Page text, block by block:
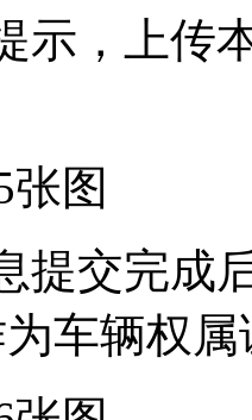
示，上传
提交完成
车辆权属